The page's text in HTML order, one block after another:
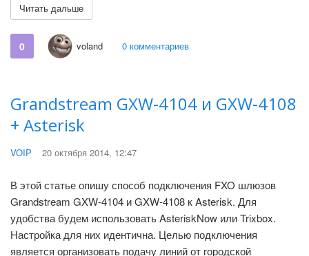
Читать дальше
0 voland 0 комментариев
Grandstream GXW-4104 и GXW-4108
+ Asterisk
VOIP 20 октября 2014, 12:47
В этой статье опишу способ подключения FXO шлюзов
Grandstream GXW-4104 и GXW-4108 к Asterisk. Для
удобства будем использовать AsteriskNow или Trixbox.
Настройка для них идентична. Целью подключения
является организовать подачу линий от городской